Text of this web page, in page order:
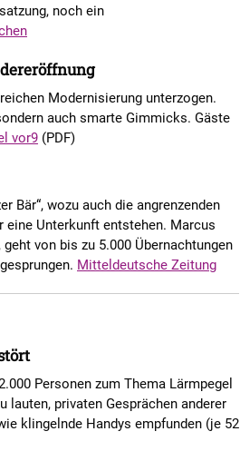
noch ein
Modernisierung unterzogen.
auch smarte Gimmicks. Gäste
vor9 (PDF)
Bär“, wozu auch die angrenzenden
eine Unterkunft entstehen. Marcus
von bis zu 5.000 Übernachtungen
Mitteldeutsche Zeitung
Personen zum Thema Lärmpegel
lauten, privaten Gesprächen anderer
klingelnde Handys empfunden (je 52